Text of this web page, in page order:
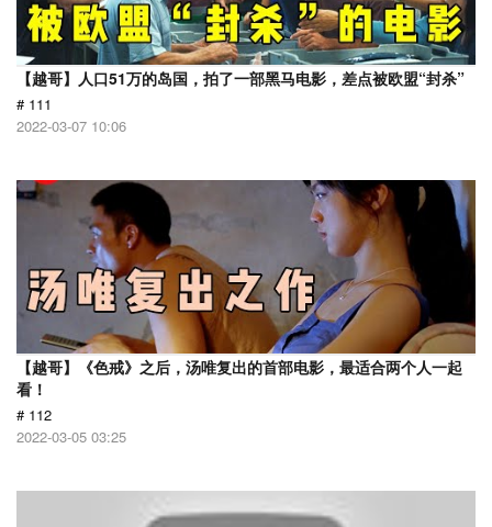
【越哥】人口51万的岛国，拍了一部黑马电影，差点被欧盟“封杀”
# 111
2022-03-07 10:06
【越哥】《色戒》之后，汤唯复出的首部电影，最适合两个人一起
看！
# 112
2022-03-05 03:25